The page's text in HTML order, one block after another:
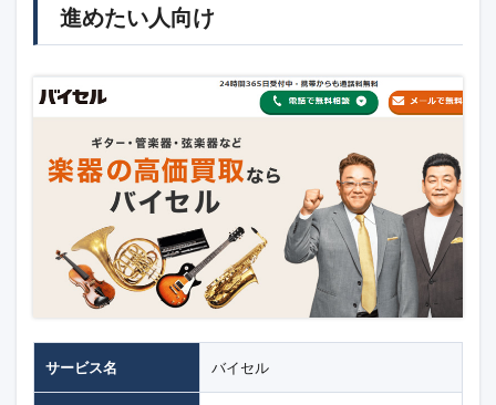
進めたい人向け
サービス名 バイセル